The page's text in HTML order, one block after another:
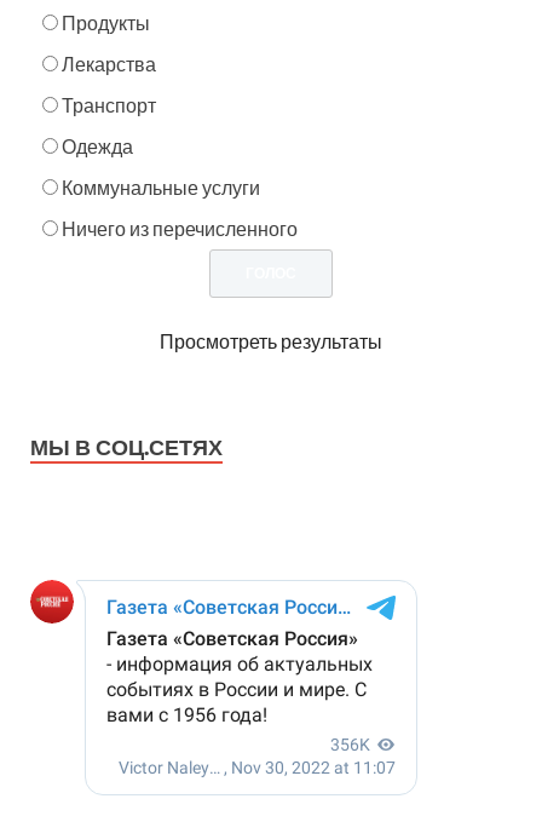
Продукты
Лекарства
Транспорт
Одежда
Коммунальные услуги
Ничего из перечисленного
Просмотреть результаты
МЫ В СОЦ.СЕТЯХ